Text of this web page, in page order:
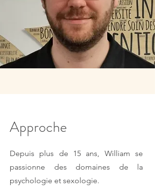
Approche
Depuis plus de 15 ans, William se
passionne des domaines de la
psychologie et sexologie.